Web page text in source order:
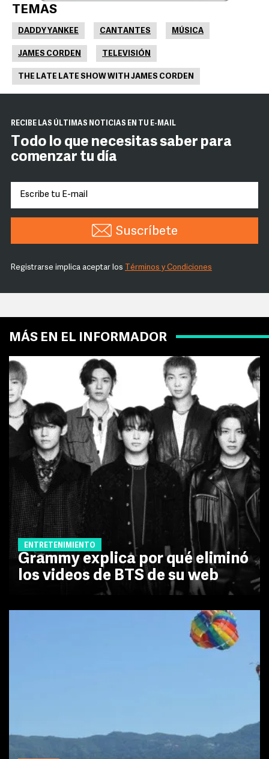
TEMAS
DADDY YANKEE CANTANTES MÚSICA
JAMES CORDEN TELEVISIÓN
THE LATE LATE SHOW WITH JAMES CORDEN
RECIBE LAS ÚLTIMAS NOTICIAS EN TU E-MAIL
Todo lo que necesitas saber para
comenzar tu día
Suscríbete
Registrarse implica aceptar los Términos y Condiciones
MÁS EN EL INFORMADOR
ENTRETENIMIENTO
Grammy explica por qué eliminó
los videos de BTS de su web